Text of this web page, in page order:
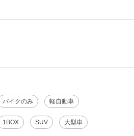
バイクのみ 軽自動車
1BOX SUV 大型車